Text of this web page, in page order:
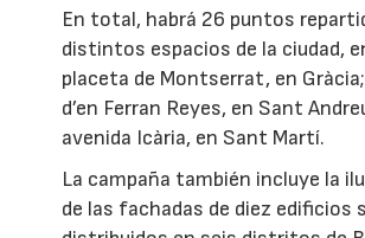
En total, habrá 26 puntos
distintos espacios de la ciudad,
placeta de Montserrat, en
d’en Ferran Reyes, en Sant
avenida Icària, en Sant Martí.
La campaña también incluye la
de las fachadas de diez edificios